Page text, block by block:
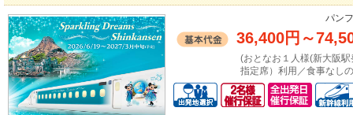
パン
36,400円 ～
(おとなお１人様(新大阪
指定席）利用／食事なし